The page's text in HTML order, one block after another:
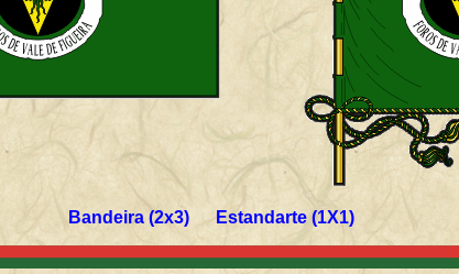
Bandeira (2x3) Estandarte (1X1)